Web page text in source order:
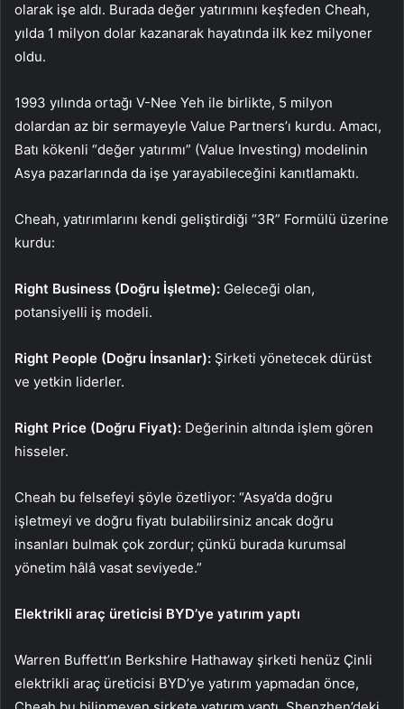
olarak işe aldı. Burada değer yatırımını keşfeden Cheah,
yılda 1 milyon dolar kazanarak hayatında ilk kez milyoner
oldu.
1993 yılında ortağı V-Nee Yeh ile birlikte, 5 milyon
dolardan az bir sermayeyle Value Partners’ı kurdu. Amacı,
Batı kökenli “değer yatırımı” (Value Investing) modelinin
Asya pazarlarında da işe yarayabileceğini kanıtlamaktı.
Cheah, yatırımlarını kendi geliştirdiği “3R” Formülü üzerine
kurdu:
Right Business (Doğru İşletme): Geleceği olan,
potansiyelli iş modeli.
Right People (Doğru İnsanlar): Şirketi yönetecek dürüst
ve yetkin liderler.
Right Price (Doğru Fiyat): Değerinin altında işlem gören
hisseler.
Cheah bu felsefeyi şöyle özetliyor: “Asya’da doğru
işletmeyi ve doğru fiyatı bulabilirsiniz ancak doğru
insanları bulmak çok zordur; çünkü burada kurumsal
yönetim hâlâ vasat seviyede.”
Elektrikli araç üreticisi BYD’ye yatırım yaptı
Warren Buffett’ın Berkshire Hathaway şirketi henüz Çinli
elektrikli araç üreticisi BYD’ye yatırım yapmadan önce,